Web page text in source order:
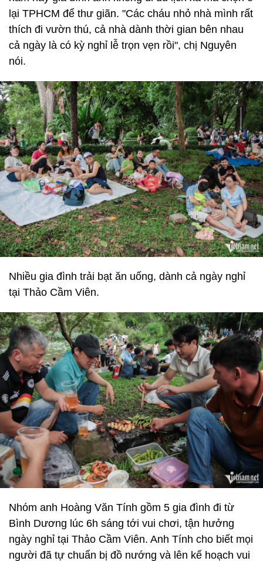
lại TPHCM để thư giãn. "Các cháu nhỏ nhà mình rất
thích đi vườn thú, cả nhà dành thời gian bên nhau
cả ngày là có kỳ nghỉ lễ trọn vẹn rồi", chị Nguyên
nói.
Nhiều gia đình trải bạt ăn uống, dành cả ngày nghỉ
tại Thảo Cầm Viên.
Nhóm anh Hoàng Văn Tính gồm 5 gia đình đi từ
Bình Dương lúc 6h sáng tới vui chơi, tận hưởng
ngày nghỉ tại Thảo Cầm Viên. Anh Tính cho biết mọi
người đã tự chuẩn bị đồ nướng và lên kế hoạch vui